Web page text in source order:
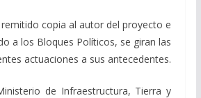
copia al autor del proyecto e
a los Bloques Políticos, se giran las
actuaciones a sus antecedentes.
de Infraestructura, Tierra y